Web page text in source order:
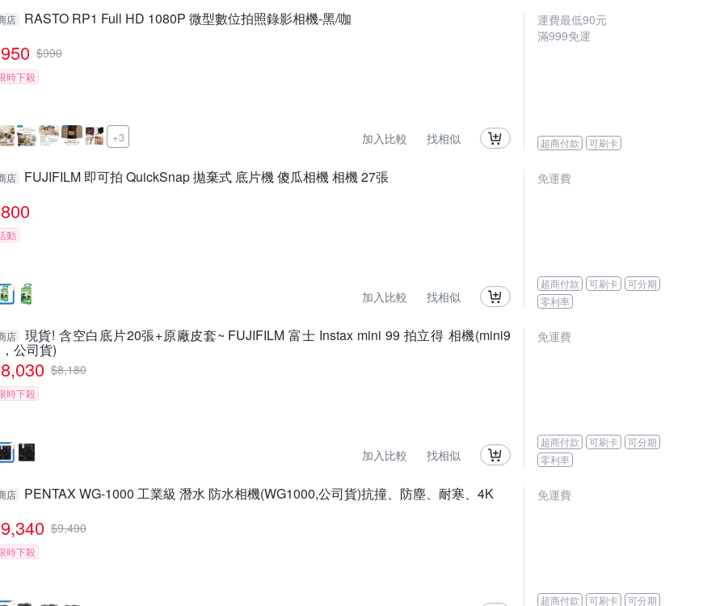
店 RASTO RP1 Full HD 1080P 微型數位拍照錄影相機-黑/咖
950 $990
時下殺
+3 加入比較 找相似
運費最低90元
滿999免運
超商付款 可刷卡
店 FUJIFILM 即可拍 QuickSnap 拋棄式 底片機 傻瓜相機 相機 27張
800
動
加入比較 找相似
免運費
超商付款 可刷卡
可分期
零利率
店 現貨! 含空白底片20張+原廠皮套~ FUJIFILM 富士 Instax mini 99 拍立得 相機(mini9
公司貨)
8,030 $8,180
時下殺
加入比較 找相似
免運費
超商付款 可刷卡
可分期
零利率
店 PENTAX WG-1000 工業級 潛水 防水相機(WG1000,公司貨)抗撞、防塵、耐寒、4K
9,340 $9,490
時下殺
免運費
超商付款 可刷卡 可分期